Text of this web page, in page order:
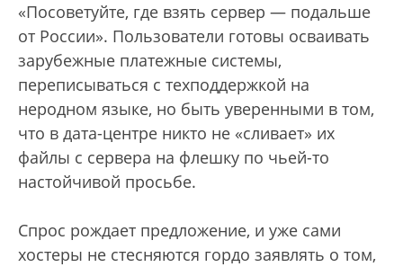
«Посоветуйте, где взять сервер — подальше
от России». Пользователи готовы осваивать
зарубежные платежные системы,
переписываться с техподдержкой на
неродном языке, но быть уверенными в том,
что в дата-центре никто не «сливает» их
файлы с сервера на флешку по чьей-то
настойчивой просьбе.
Спрос рождает предложение, и уже сами
хостеры не стесняются гордо заявлять о том,